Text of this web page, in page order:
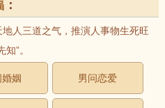
：
地人三道之气，推演人事物生死旺
”。
婚姻 男问恋爱